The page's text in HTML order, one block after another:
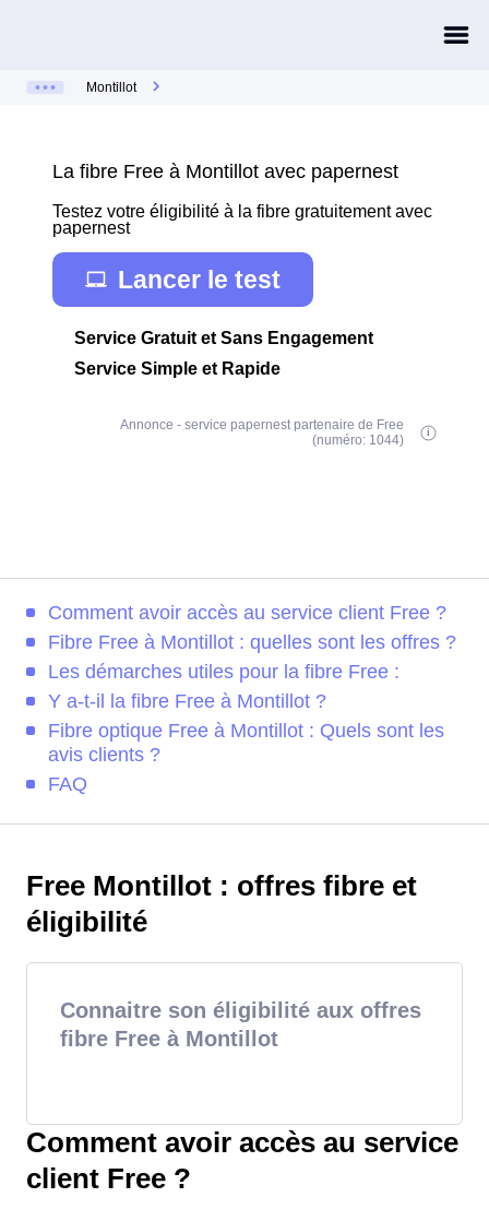
Montillot
La fibre Free à Montillot avec papernest
Testez votre éligibilité à la fibre gratuitement avec
papernest
Lancer le test
Service Gratuit et Sans Engagement
Service Simple et Rapide
Annonce - service papernest partenaire de Free
(numéro: 1044)
Comment avoir accès au service client Free ?
Fibre Free à Montillot : quelles sont les offres ?
Les démarches utiles pour la fibre Free :
Y a-t-il la fibre Free à Montillot ?
Fibre optique Free à Montillot : Quels sont les
avis clients ?
FAQ
Free Montillot : offres fibre et
éligibilité
Connaitre son éligibilité aux offres
fibre Free à Montillot
Comment avoir accès au service
client Free ?